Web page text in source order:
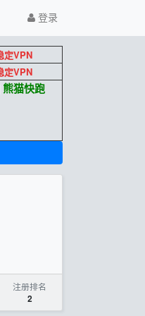
登录
定VPN
定VPN
熊猫快跑
注册排名
2